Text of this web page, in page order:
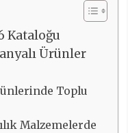
Kataloğu
Ürünler
Toplu
Malzemelerde